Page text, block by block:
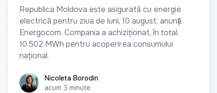
Republica Moldova este asigurată cu energie
electrică pentru ziua de luni, 10 august, anunță
Energocom. Compania a achiziționat, în total,
10.502 MWh pentru acoperirea consumului
național.
Nicoleta Borodin
Nicoleta Borodin
acum 3 minute